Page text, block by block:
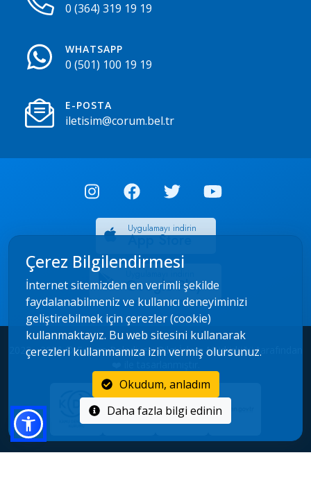
0 (364) 319 19 19
WHATSAPP
0 (501) 100 19 19
E-POSTA
iletisim@corum.bel.tr
Uygulamayı indirin
App Store
Google Play
2022 - 2026 © Çorum Belediyesi Bilgi İşlem Müdürlüğü tarafından
Çerez Bilgilendirmesi
İnternet sitemizden en verimli şekilde
faydalanabilmeniz ve kullanıcı deneyiminizi
geliştirebilmek için çerezler (cookie)
kullanmaktayız. Bu web sitesini kullanarak
çerezleri kullanmamıza izin vermiş olursunuz.
Okudum, anladım
Daha fazla bilgi edinin